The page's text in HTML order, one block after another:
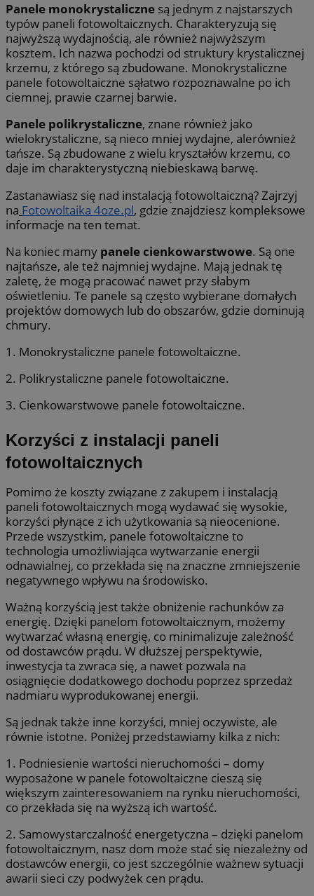
Panele monokrystaliczne są jednym z najstarszych
typów paneli fotowoltaicznych. Charakteryzują się
najwyższą wydajnością, ale również najwyższym
kosztem. Ich nazwa pochodzi od struktury krystalicznej
krzemu, z którego są zbudowane. Monokrystaliczne
panele fotowoltaiczne sąłatwo rozpoznawalne po ich
ciemnej, prawie czarnej barwie.
Panele polikrystaliczne, znane również jako
wielokrystaliczne, są nieco mniej wydajne, alerównież
tańsze. Są zbudowane z wielu kryształów krzemu, co
daje im charakterystyczną niebieskawą barwę.
Zastanawiasz się nad instalacją fotowoltaiczną? Zajrzyj
na Fotowoltaika 4oze.pl, gdzie znajdziesz kompleksowe
informacje na ten temat.
Na koniec mamy panele cienkowarstwowe. Są one
najtańsze, ale też najmniej wydajne. Mają jednak tę
zaletę, że mogą pracować nawet przy słabym
oświetleniu. Te panele są często wybierane domałych
projektów domowych lub do obszarów, gdzie dominują
chmury.
1. Monokrystaliczne panele fotowoltaiczne.
2. Polikrystaliczne panele fotowoltaiczne.
3. Cienkowarstwowe panele fotowoltaiczne.
Korzyści z instalacji paneli
fotowoltaicznych
Pomimo że koszty związane z zakupem i instalacją
paneli fotowoltaicznych mogą wydawać się wysokie,
korzyści płynące z ich użytkowania są nieocenione.
Przede wszystkim, panele fotowoltaiczne to
technologia umożliwiająca wytwarzanie energii
odnawialnej, co przekłada się na znaczne zmniejszenie
negatywnego wpływu na środowisko.
Ważną korzyścią jest także obniżenie rachunków za
energię. Dzięki panelom fotowoltaicznym, możemy
wytwarzać własną energię, co minimalizuje zależność
od dostawców prądu. W dłuższej perspektywie,
inwestycja ta zwraca się, a nawet pozwala na
osiągnięcie dodatkowego dochodu poprzez sprzedaż
nadmiaru wyprodukowanej energii.
Są jednak także inne korzyści, mniej oczywiste, ale
równie istotne. Poniżej przedstawiamy kilka z nich:
1. Podniesienie wartości nieruchomości – domy
wyposażone w panele fotowoltaiczne cieszą się
większym zainteresowaniem na rynku nieruchomości,
co przekłada się na wyższą ich wartość.
2. Samowystarczalność energetyczna – dzięki panelom
fotowoltaicznym, nasz dom może stać się niezależny od
dostawców energii, co jest szczególnie ważnew sytuacji
awarii sieci czy podwyżek cen prądu.